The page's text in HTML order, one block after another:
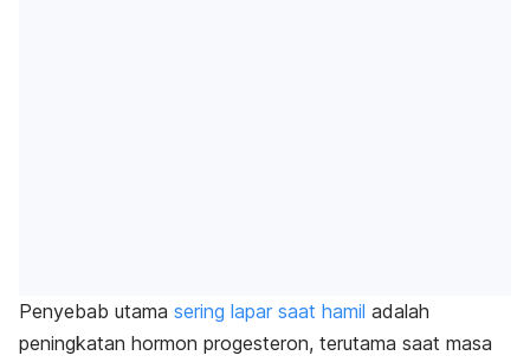
Penyebab utama sering lapar saat hamil adalah
peningkatan hormon progesteron, terutama saat masa